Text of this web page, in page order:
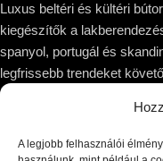
A legjobb felhasználói
Luxus beltéri és kültéri
kiegészítők a
spanyol, portugál és
legfrissebb trendeket
1044 Budapest, Megyeri
Email: